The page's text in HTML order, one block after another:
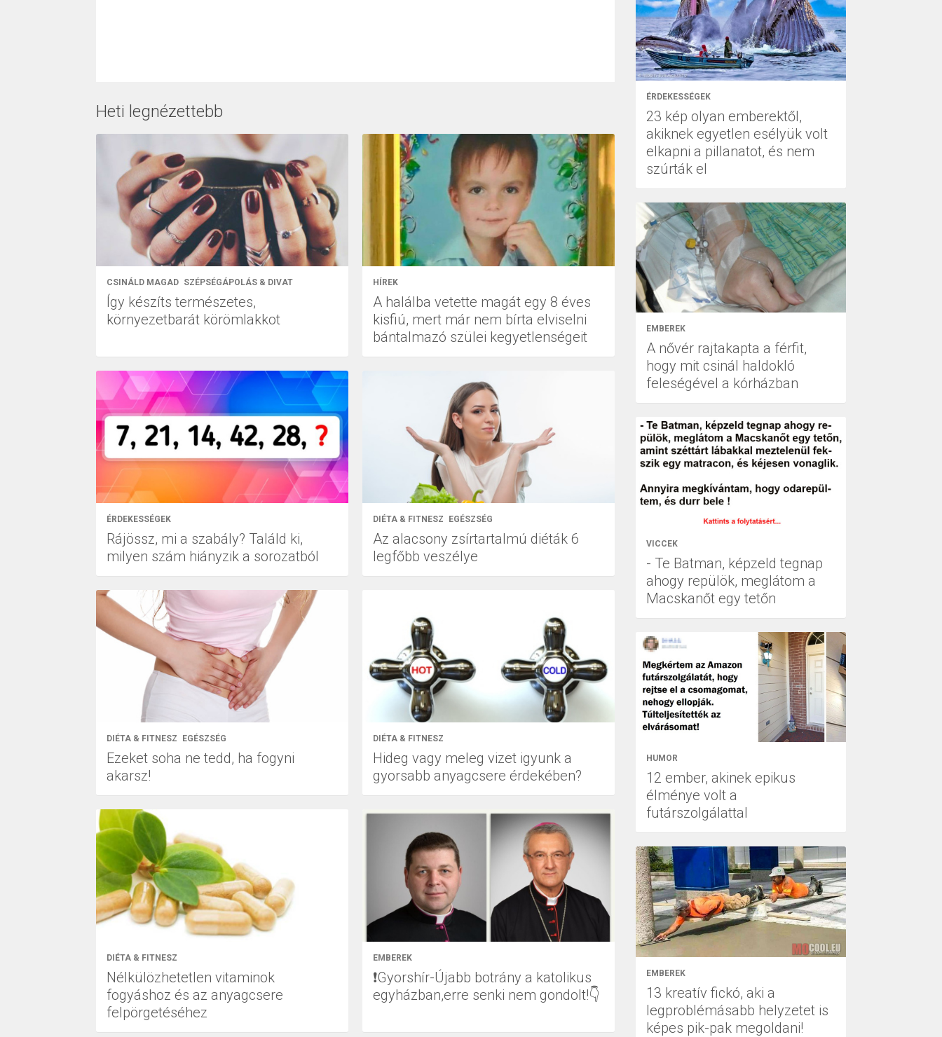
Heti legnézettebb
CSINÁLD MAGAD SZÉPSÉGÁPOLÁS & DIVAT
Így készíts természetes,
környezetbarát körömlakkot
HÍREK
A halálba vetette magát egy 8 éves
kisfiú, mert már nem bírta elviselni
bántalmazó szülei kegyetlenségeit
ÉRDEKESSÉGEK
Rájössz, mi a szabály? Találd ki,
milyen szám hiányzik a sorozatból
DIÉTA & FITNESZ EGÉSZSÉG
Az alacsony zsírtartalmú diéták 6
legfőbb veszélye
DIÉTA & FITNESZ EGÉSZSÉG
Ezeket soha ne tedd, ha fogyni
akarsz!
DIÉTA & FITNESZ
Hideg vagy meleg vizet igyunk a
gyorsabb anyagcsere érdekében?
DIÉTA & FITNESZ
Nélkülözhetetlen vitaminok
fogyáshoz és az anyagcsere
felpörgetéséhez
EMBEREK
❗Gyorshír-Újabb botrány a katolikus
egyházban,erre senki nem gondolt!👇
ÉRDEKESSÉGEK
23 kép olyan emberektől,
akiknek egyetlen esélyük volt
elkapni a pillanatot, és nem
szúrták el
EMBEREK
A nővér rajtakapta a férfit,
hogy mit csinál haldokló
feleségével a kórházban
VICCEK
- Te Batman, képzeld tegnap
ahogy repülök, meglátom a
Macskanőt egy tetőn
HUMOR
12 ember, akinek epikus
élménye volt a
futárszolgálattal
EMBEREK
13 kreatív fickó, aki a
legproblémásabb helyzetet is
képes pik-pak megoldani!